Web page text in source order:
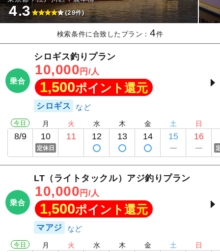
4.3 (29件)
検索条件に合致したプラン：4件
乗合
シロギス釣りプラン
10,000 円/人
1,500ポイント還元
シロギス
今日
8/9
月
10
定休日
火
11
水
12
木
13
金
14
土
15
日
16
乗合
LT（ライトタックル）アジ釣りプラン
10,000 円/人
1,500ポイント還元
マアジ
今日 月 火 水 木 金 土 日